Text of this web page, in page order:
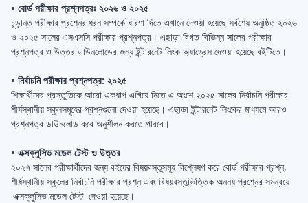
• বোর্ড পরীক্ষার প্রশ্নপত্রঃ ২০২৬ ও ২০২৫
চূড়ান্ত পরীক্ষার প্রশ্নের ধরন সম্পর্কে ধারণা দিতে এখানে দেওয়া হয়েছে সর্বশেষ অনুষ্ঠিত ২০২৬
ও ২০২৫ সালের এসএসসি পরীক্ষার প্রশ্নপত্র। এছাড়া বিগত বিভিন্ন সালের পরীক্ষার
প্রশ্নপত্র ও উত্তর ডাউনলোডের জন্য ইন্টারনেট লিংক অ্যাড্রেস দেওয়া হয়েছে বইটিতে।
• নির্বাচনি পরীক্ষার প্রশ্নপত্র: ২০২৫
শিক্ষার্থীদের প্রস্তুতিকে আরো একধাপ এগিয়ে নিতে এ অংশে ২০২৫ সালের নির্বাচনি পরীক্ষার
শীর্ষস্থানীয় স্কুলসমূহের প্রশ্নগুলো দেওয়া হয়েছে। এছাড়া ইন্টারনেট লিংকের মাধ্যমে আরও
প্রশ্নপত্র ডাউনলোড করে অনুশীলন করতে পারবে।
• এক্সক্লুসিভ মডেল টেস্ট ও উত্তর
২০২৭ সালের পরীক্ষার্থীদের জন্য বইয়ের বিষয়বস্তুসমূহ বিশ্লেষণ করে বোর্ড পরীক্ষার প্রশ্ন,
শীর্ষস্থানীয় স্কুলের নির্বাচনি পরীক্ষার প্রশ্ন এবং বিষয়বস্তুভিত্তিক অনন্য প্রশ্নের সমন্বয়ে
'এক্সক্লুসিভ মডেল টেস্ট' দেওয়া হয়েছে।